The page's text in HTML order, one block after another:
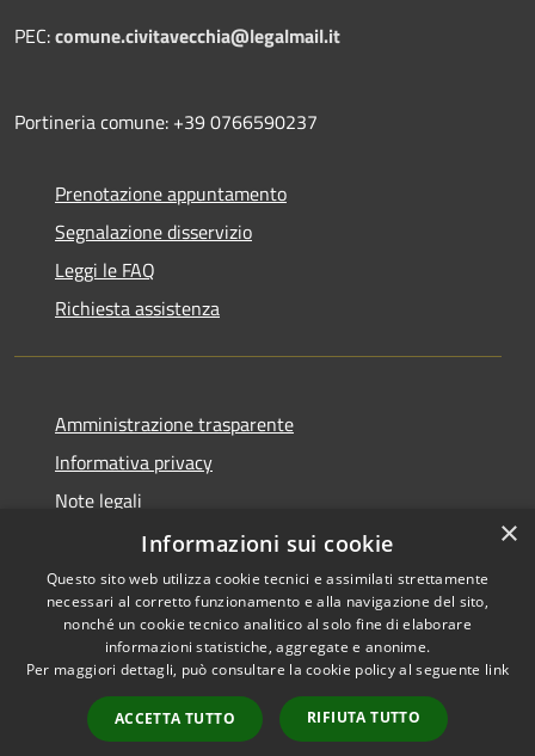
PEC:comune.civitavecchia@legalmail.it
Portineria comune: +39 0766590237
Prenotazione appuntamento
Segnalazione disservizio
Leggi le FAQ
Richiesta assistenza
Amministrazione trasparente
Informativa privacy
Note legali
Dichiarazione di accessibilità
RSS
Accessibilità
Copyright © 2026 • Città di
Municipium•
Accesso
redazione
×
Informazioni sui cookie
Questo sito web utilizza cookie tecnici e assimilati strettamente
necessari al corretto funzionamento e alla navigazione del sito,
nonché un cookie tecnico analitico al solo fine di elaborare
informazioni statistiche, aggregate e anonime.
Per maggiori dettagli, può consultare la cookie policy al seguente link
ACCETTA TUTTO RIFIUTA TUTTO